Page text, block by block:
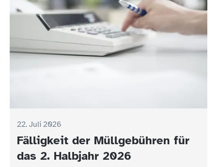
22. Juli 2026
Fälligkeit der Müllgebühren für
das 2. Halbjahr 2026